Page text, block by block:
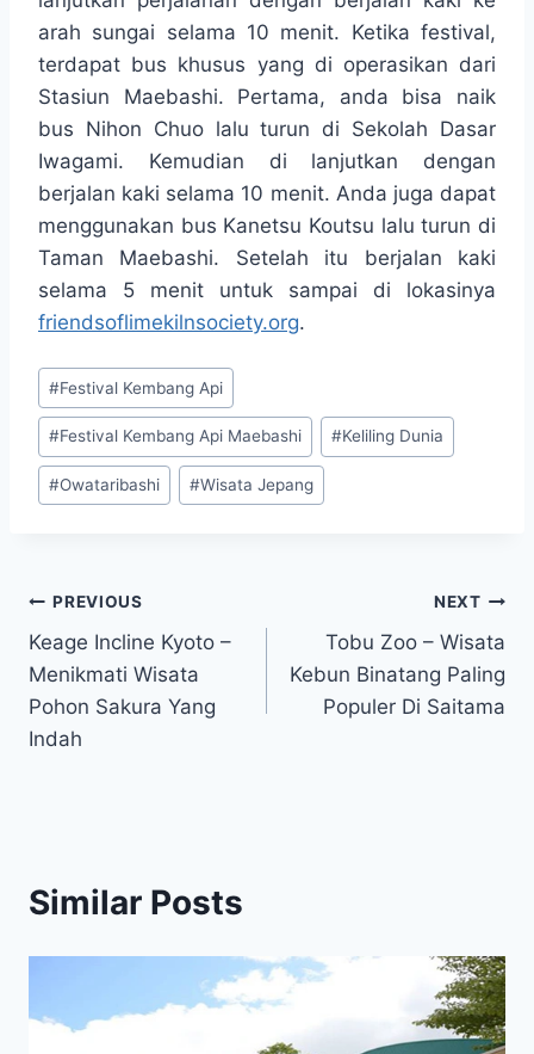
arah sungai selama 10 menit. Ketika festival,
terdapat bus khusus yang di operasikan dari
Stasiun Maebashi. Pertama, anda bisa naik
bus Nihon Chuo lalu turun di Sekolah Dasar
Iwagami. Kemudian di lanjutkan dengan
berjalan kaki selama 10 menit. Anda juga dapat
menggunakan bus Kanetsu Koutsu lalu turun di
Taman Maebashi. Setelah itu berjalan kaki
selama 5 menit untuk sampai di lokasinya
friendsoflimekilnsociety.org.
Post
Tags:
#Festival Kembang Api
#Festival Kembang Api Maebashi #Keliling Dunia
#Owataribashi #Wisata Jepang
Post
navigation
PREVIOUS
Keage Incline Kyoto –
Menikmati Wisata
Pohon Sakura Yang
Indah
NEXT
Tobu Zoo – Wisata
Kebun Binatang Paling
Populer Di Saitama
Similar Posts